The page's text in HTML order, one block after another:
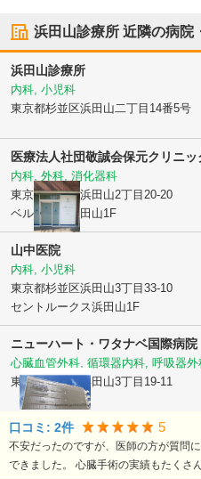
浜田山診療所 近隣の病院
浜田山診療所
内科, 小児科
東京都杉並区浜田山二丁目14番5号
医療法人社団敬誠会保元クリニッ
内科, 外科, 消化器科
東京都杉並区浜田山2丁目20-20
ベルメゾン浜田山1F
山中医院
内科, 小児科
東京都杉並区浜田山3丁目33-10
セントルークス浜田山1F
ニューハート・ワタナベ国際病院
心臓血管外科, 循環器内科, 呼吸器外
東京都杉並区
浜田山3丁目19-11
口コミ: 2件 5
不安だったのですが、医師の方が質問
できました。 心臓手術の実績もたくさ